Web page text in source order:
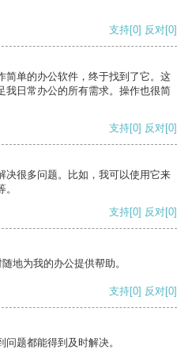
支持[0] 反对[0]
简单的办公软件，终于找到了它。这
我日常办公的所有需求。操作也很简
支持[0] 反对[0]
决很多问题。比如，我可以使用它来
支持[0] 反对[0]
地为我的办公提供帮助。
支持[0] 反对[0]
题都能得到及时解决。